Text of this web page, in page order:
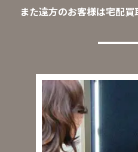
また遠方のお客様は宅配買